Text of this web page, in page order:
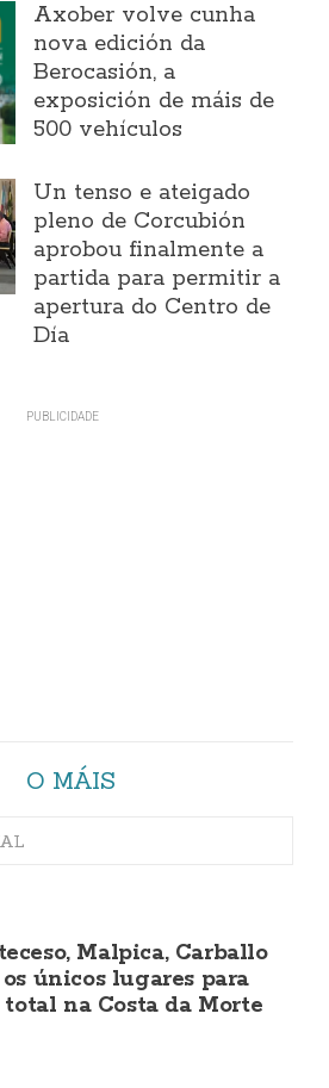
Axober volve cunha
nova edición da
Berocasión, a
exposición de máis de
500 vehículos
Un tenso e ateigado
pleno de Corcubión
aprobou finalmente a
partida para permitir a
apertura do Centro de
Día
O MÁIS
Malpica, Carballo
únicos lugares para
na Costa da Morte